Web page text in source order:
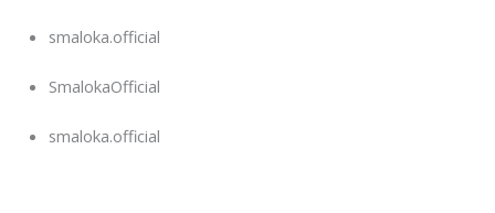
smaloka.official
SmalokaOfficial
smaloka.official